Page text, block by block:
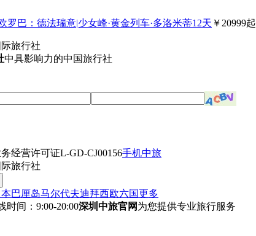
罗巴：德法瑞意|少女峰·黄金列车·多洛米蒂12天 ￥20999起
中具影响力的中国旅行社
经营许可证L-GD-CJ00156手机中旅
本巴厘岛马尔代夫迪拜西欧六国更多
时间：9:00-20:00深圳中旅官网为您提供专业旅行服务